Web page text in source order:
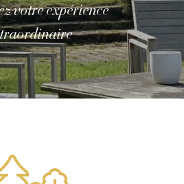
votre expérience